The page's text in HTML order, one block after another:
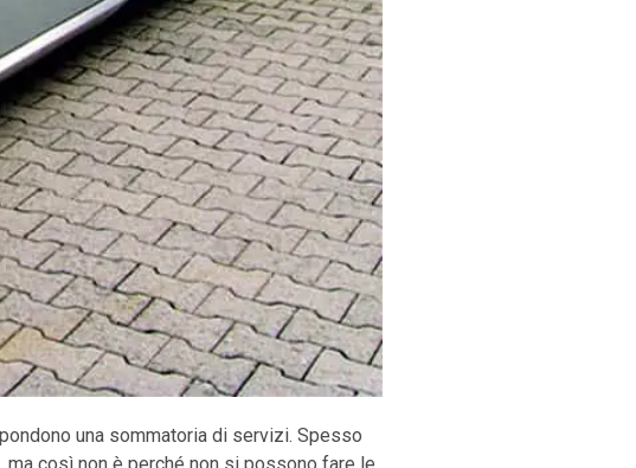
una sommatoria di servizi. Spesso